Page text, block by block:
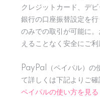
クレジットカード、デ
銀行の口座振替設定を
のみでの取引が可能に
えることなく安全にご利
PayPal（ペイパル）の
て詳しくは下記よりご確
ペイパルの使い方を見る